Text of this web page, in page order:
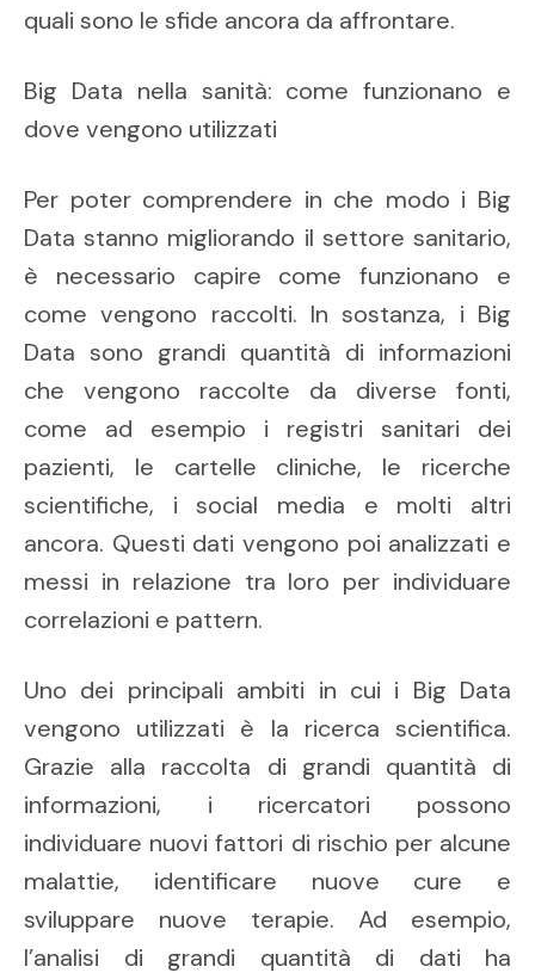
quali sono le sfide ancora da affrontare.
Big Data nella sanità: come funzionano e
dove vengono utilizzati
Per poter comprendere in che modo i Big
Data stanno migliorando il settore sanitario,
è necessario capire come funzionano e
come vengono raccolti. In sostanza, i Big
Data sono grandi quantità di informazioni
che vengono raccolte da diverse fonti,
come ad esempio i registri sanitari dei
pazienti, le cartelle cliniche, le ricerche
scientifiche, i social media e molti altri
ancora. Questi dati vengono poi analizzati e
messi in relazione tra loro per individuare
correlazioni e pattern.
Uno dei principali ambiti in cui i Big Data
vengono utilizzati è la ricerca scientifica.
Grazie alla raccolta di grandi quantità di
informazioni, i ricercatori possono
individuare nuovi fattori di rischio per alcune
malattie, identificare nuove cure e
sviluppare nuove terapie. Ad esempio,
l’analisi di grandi quantità di dati ha